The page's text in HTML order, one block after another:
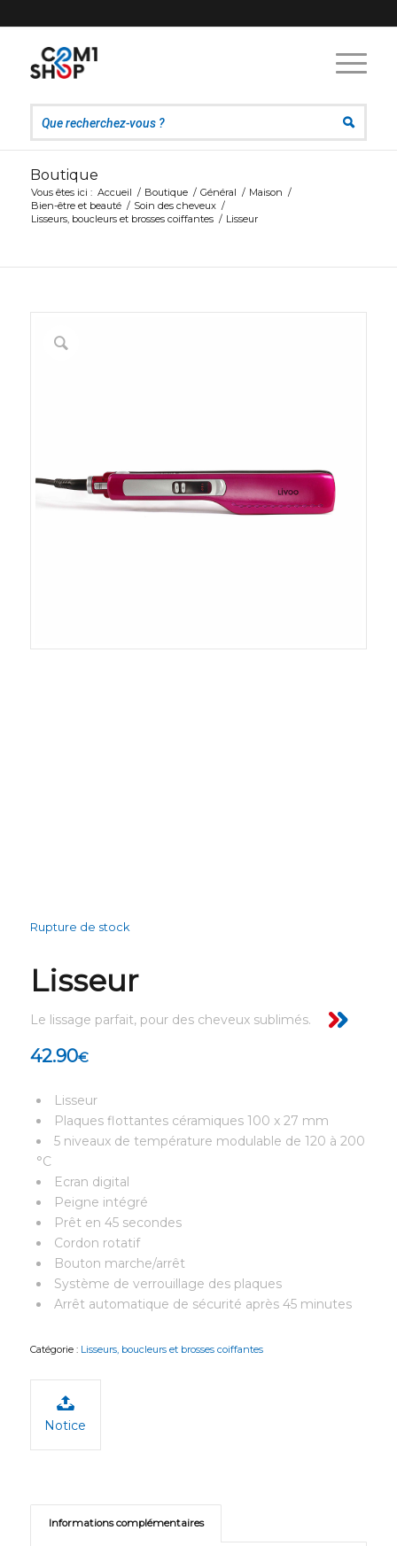
Boutique
Vous êtes ici : Accueil / Boutique / Général / Maison /
Bien-être et beauté / Soin des cheveux /
Lisseurs, boucleurs et brosses coiffantes / Lisseur
Rupture de stock
Lisseur
Le lissage parfait, pour des cheveux sublimés.
42.90€
Lisseur
Plaques flottantes céramiques 100 x 27 mm
5 niveaux de température modulable de 120 à 200
°C
Ecran digital
Peigne intégré
Prêt en 45 secondes
Cordon rotatif
Bouton marche/arrêt
Système de verrouillage des plaques
Arrêt automatique de sécurité après 45 minutes
Catégorie : Lisseurs, boucleurs et brosses coiffantes
Notice
Informations complémentaires